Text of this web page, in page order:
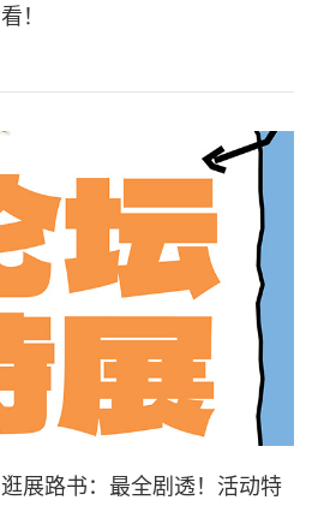
看！
逛展路书：最全剧透！活动特